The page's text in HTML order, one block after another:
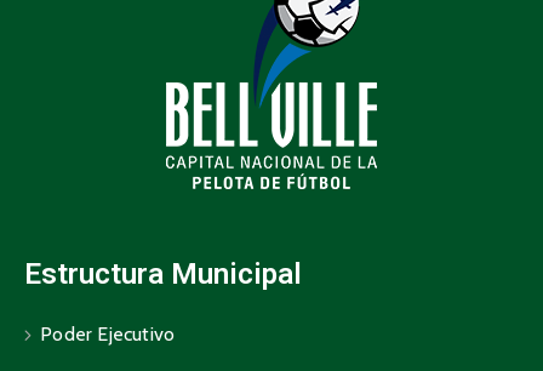
Estructura Municipal
Poder Ejecutivo